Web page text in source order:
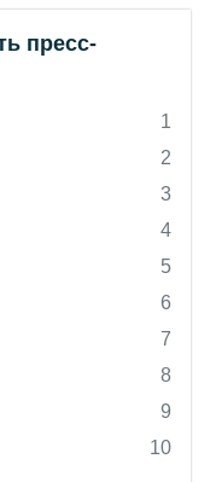
пресс-
1
2
3
4
5
6
7
8
9
10